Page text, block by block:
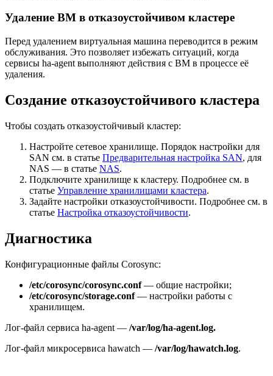
Удаление ВМ в отказоустойчивом кластере
Перед удалением виртуальная машина переводится в режим
обслуживания. Это позволяет избежать ситуаций, когда
сервисы ha-agent выполняют действия с ВМ в процессе её
удаления.
Создание отказоустойчивого кластера
Чтобы создать отказоустойчивый кластер:
Настройте сетевое хранилище. Порядок настройки для
SAN см. в статье Предварительная настройка SAN, для
NAS — в статье NAS.
Подключите хранилище к кластеру. Подробнее см. в
статье Управление хранилищами кластера.
Задайте настройки отказоустойчивости. Подробнее см. в
статье Настройка отказоустойчивости.
Диагностика
Конфигурационные файлы Сorosync:
/etc/corosync/corosync.conf— общие настройки;
/etc/corosync/storage.conf— настройки работы с
хранилищем.
Лог-файл сервиса ha-agent — /var/log/ha-agent.log.
Лог-файл микросервиса hawatch — /var/log/hawatch.log.